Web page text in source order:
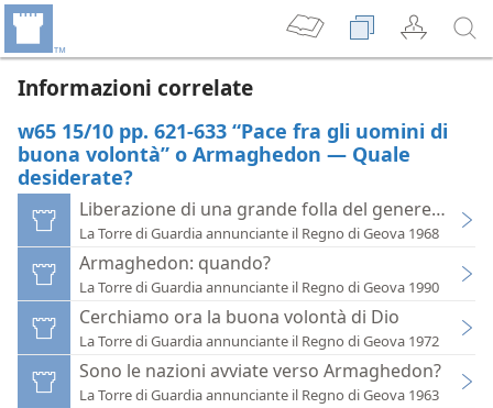
Informazioni correlate
w65 15/10 pp. 621-633 “Pace fra gli uomini di
buona volontà” o Armaghedon — Quale
desiderate?
Liberazione di una grande folla del genere
La Torre di Guardia annunciante il Regno di Geova 1968
Armaghedon: quando?
La Torre di Guardia annunciante il Regno di Geova 1990
Cerchiamo ora la buona volontà di Dio
La Torre di Guardia annunciante il Regno di Geova 1972
Sono le nazioni avviate verso Armaghedon?
La Torre di Guardia annunciante il Regno di Geova 1963